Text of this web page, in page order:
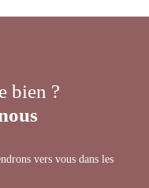
bien ?
vers vous dans les